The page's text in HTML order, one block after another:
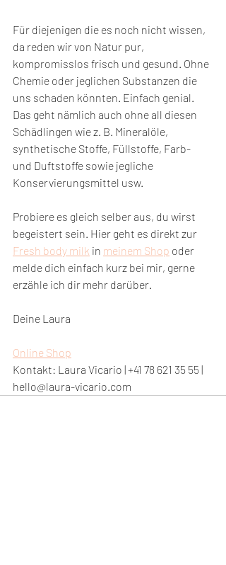
Für diejenigen die es noch nicht wissen,
da reden wir von Natur pur,
kompromisslos frisch und gesund. Ohne
Chemie oder jeglichen Substanzen die
uns schaden könnten. Einfach genial.
Das geht nämlich auch ohne all diesen
Schädlingen wie z. B. Mineralöle,
synthetische Stoffe, Füllstoffe, Farb-
und Duftstoffe sowie jegliche
Konservierungsmittel usw.
Probiere es gleich selber aus, du wirst
begeistert sein. Hier geht es direkt zur
Fresh body milk in meinem Shop oder
melde dich einfach kurz bei mir, gerne
erzähle ich dir mehr darüber.
Deine Laura
Online Shop
Kontakt: Laura Vicario | +41 78 621 35 55 |
hello@laura-vicario.com